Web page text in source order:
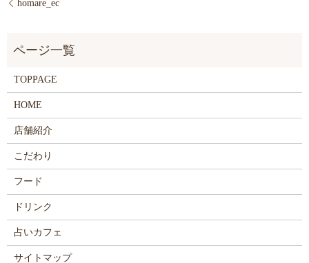
homare_ec
TOPPAGE
HOME
店舗紹介
こだわり
フード
ドリンク
占いカフェ
サイトマップ